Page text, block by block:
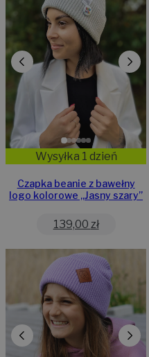
Wysyłka 1 dzień
Czapka beanie z bawełny
logo kolorowe „Jasny szary”
139,00 zł